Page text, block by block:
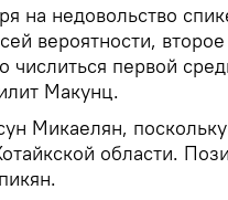
на недовольство
вероятности,
числиться первой
Макунц.
Микаелян,
области.